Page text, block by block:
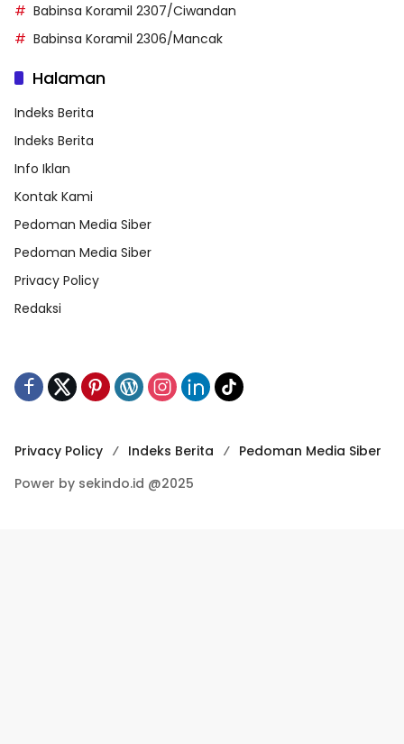
Babinsa Koramil 2307/Ciwandan
Babinsa Koramil 2306/Mancak
Halaman
Indeks Berita
Indeks Berita
Info Iklan
Kontak Kami
Pedoman Media Siber
Pedoman Media Siber
Privacy Policy
Redaksi
Privacy Policy Indeks Berita
Pedoman Media Siber
Power by sekindo.id @2025